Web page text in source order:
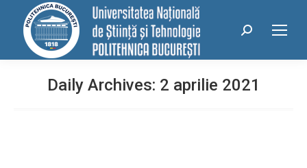
conținut
Search:
Daily Archives: 2 aprilie 2021